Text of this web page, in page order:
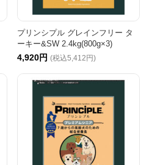
プリンシプル グレインフリー タ
ーキー&SW 2.4kg(800g×3)
4,920円 (税込5,412円)